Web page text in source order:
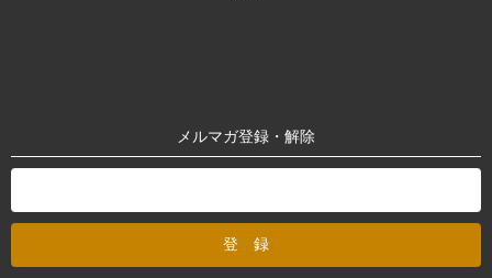
メルマガ登録・解除